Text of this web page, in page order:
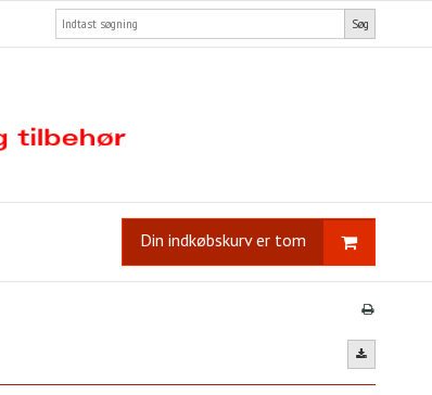
Søg
Din indkøbskurv er tom